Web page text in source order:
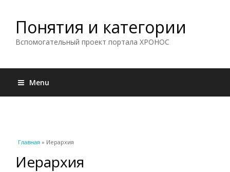
Понятия и категории
Вспомогательный проект портала ХРОНОС
Menu
Вы здесь
Главная » Иерархия
Иерархия